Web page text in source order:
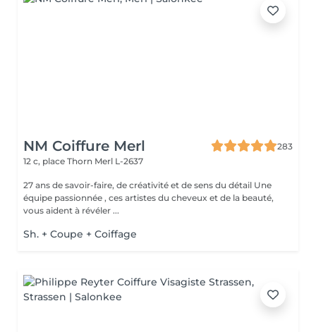
NM Coiffure Merl
283
12 c, place Thorn Merl L-2637
27 ans de savoir-faire, de créativité et de sens du détail Une
équipe passionnée , ces artistes du cheveux et de la beauté,
vous aident à révéler ...
Sh. + Coupe + Coiffage